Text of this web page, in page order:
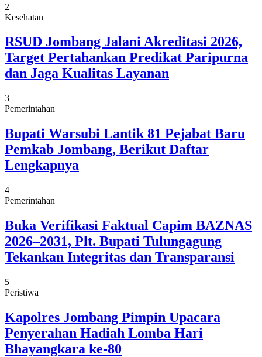
2
Kesehatan
RSUD Jombang Jalani Akreditasi 2026,
Target Pertahankan Predikat Paripurna
dan Jaga Kualitas Layanan
3
Pemerintahan
Bupati Warsubi Lantik 81 Pejabat Baru
Pemkab Jombang, Berikut Daftar
Lengkapnya
4
Pemerintahan
Buka Verifikasi Faktual Capim BAZNAS
2026–2031, Plt. Bupati Tulungagung
Tekankan Integritas dan Transparansi
5
Peristiwa
Kapolres Jombang Pimpin Upacara
Penyerahan Hadiah Lomba Hari
Bhayangkara ke-80